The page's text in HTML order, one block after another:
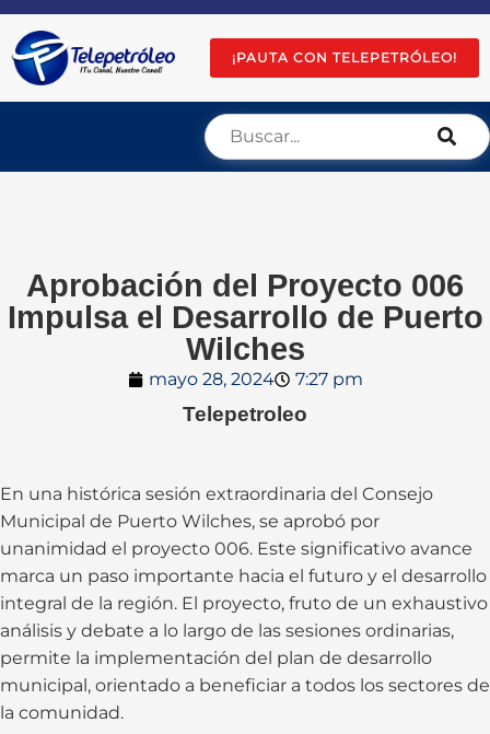
¡PAUTA CON TELEPETRÓLEO!
Aprobación del Proyecto 006
Impulsa el Desarrollo de Puerto
Wilches
mayo 28, 2024 7:27 pm
Telepetroleo
En una histórica sesión extraordinaria del Consejo
Municipal de Puerto Wilches, se aprobó por
unanimidad el proyecto 006. Este significativo avance
marca un paso importante hacia el futuro y el desarrollo
integral de la región. El proyecto, fruto de un exhaustivo
análisis y debate a lo largo de las sesiones ordinarias,
permite la implementación del plan de desarrollo
municipal, orientado a beneficiar a todos los sectores de
la comunidad.